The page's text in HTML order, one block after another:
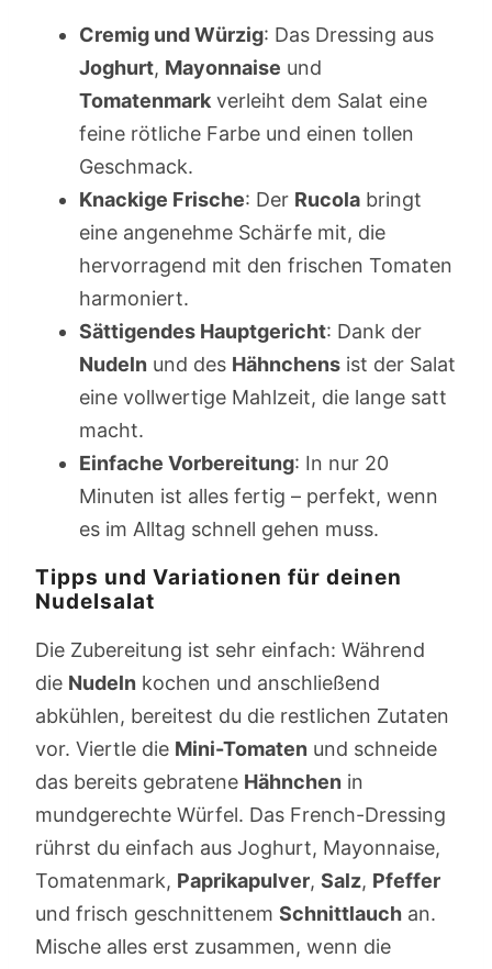
Cremig und Würzig: Das Dressing aus
Joghurt, Mayonnaise und
Tomatenmark verleiht dem Salat eine
feine rötliche Farbe und einen tollen
Geschmack.
Knackige Frische: Der Rucola bringt
eine angenehme Schärfe mit, die
hervorragend mit den frischen Tomaten
harmoniert.
Sättigendes Hauptgericht: Dank der
Nudeln und des Hähnchens ist der Salat
eine vollwertige Mahlzeit, die lange satt
macht.
Einfache Vorbereitung: In nur 20
Minuten ist alles fertig – perfekt, wenn
es im Alltag schnell gehen muss.
Tipps und Variationen für deinen
Nudelsalat
Die Zubereitung ist sehr einfach: Während
die Nudeln kochen und anschließend
abkühlen, bereitest du die restlichen Zutaten
vor. Viertle die Mini-Tomaten und schneide
das bereits gebratene Hähnchen in
mundgerechte Würfel. Das French-Dressing
rührst du einfach aus Joghurt, Mayonnaise,
Tomatenmark, Paprikapulver, Salz, Pfeffer
und frisch geschnittenem Schnittlauch an.
Mische alles erst zusammen, wenn die